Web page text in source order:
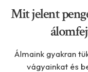
Mit jelent
Álmaink gyakran
vágyainkat és